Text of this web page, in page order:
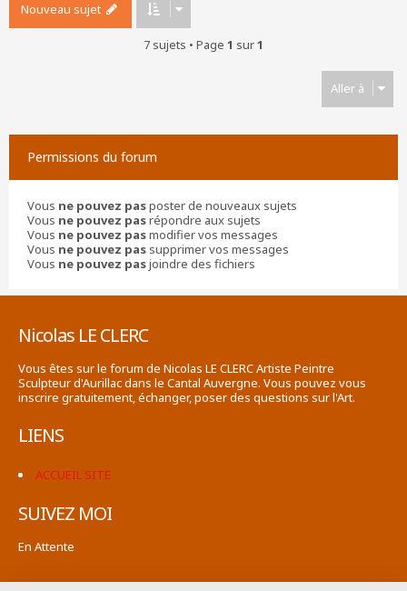
Nouveau sujet
7 sujets • Page 1 sur1
Aller à
Permissions du forum
Vous ne pouvez pasposter de nouveaux sujets
Vous ne pouvez pasrépondre aux sujets
Vous ne pouvez pasmodifier vos messages
Vous ne pouvez pas supprimer vos messages
Vous ne pouvez pasjoindre des fichiers
Nicolas LE CLERC
Vous êtes sur le forum de Nicolas LE CLERC Artiste Peintre
Sculpteur d'Aurillac dans le Cantal Auvergne. Vous pouvez vous
inscrire gratuitement, échanger, poser des questions sur l'Art.
LIENS
ACCUEIL SITE
SUIVEZ MOI
En Attente